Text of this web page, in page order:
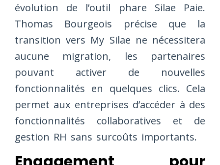
évolution de l’outil phare Silae Paie.
Thomas Bourgeois précise que la
transition vers My Silae ne nécessitera
aucune migration, les partenaires
pouvant activer de nouvelles
fonctionnalités en quelques clics. Cela
permet aux entreprises d’accéder à des
fonctionnalités collaboratives et de
gestion RH sans surcoûts importants.